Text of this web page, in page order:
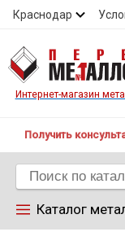
Краснодар
Контакты
Контакты
Интернет-магазин
Получить
Каталог